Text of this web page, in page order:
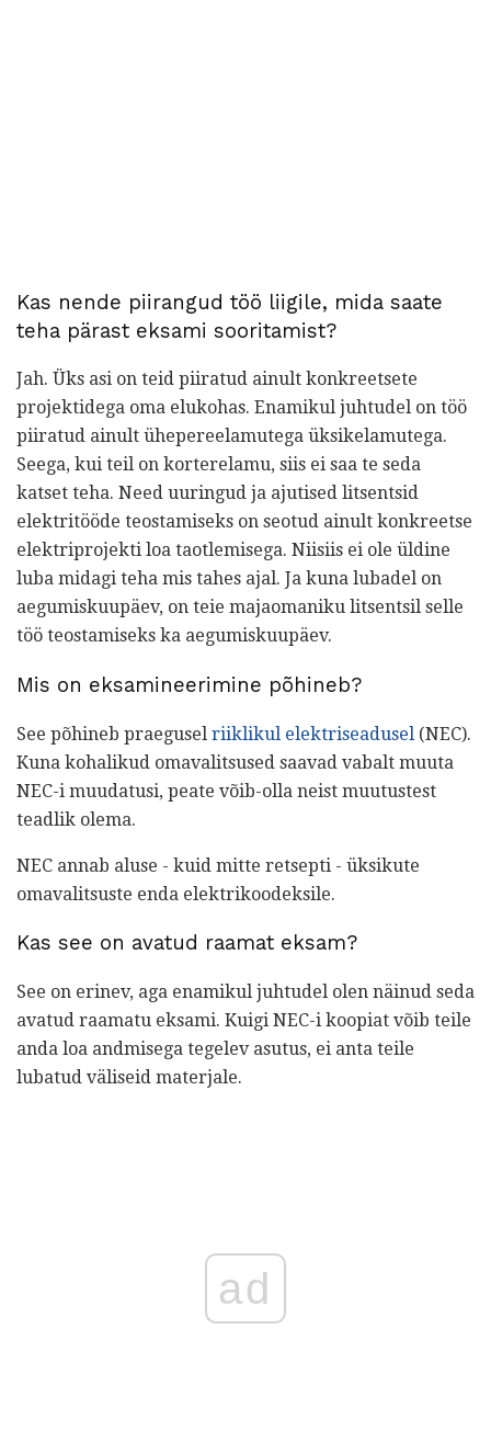
Kas nende piirangud töö liigile, mida saate
teha pärast eksami sooritamist?
Jah. Üks asi on teid piiratud ainult konkreetsete
projektidega oma elukohas. Enamikul juhtudel on töö
piiratud ainult ühepereelamutega üksikelamutega.
Seega, kui teil on korterelamu, siis ei saa te seda
katset teha. Need uuringud ja ajutised litsentsid
elektritööde teostamiseks on seotud ainult konkreetse
elektriprojekti loa taotlemisega. Niisiis ei ole üldine
luba midagi teha mis tahes ajal. Ja kuna lubadel on
aegumiskuupäev, on teie majaomaniku litsentsil selle
töö teostamiseks ka aegumiskuupäev.
Mis on eksamineerimine põhineb?
See põhineb praegusel riiklikul elektriseadusel (NEC).
Kuna kohalikud omavalitsused saavad vabalt muuta
NEC-i muudatusi, peate võib-olla neist muutustest
teadlik olema.
NEC annab aluse - kuid mitte retsepti - üksikute
omavalitsuste enda elektrikoodeksile.
Kas see on avatud raamat eksam?
See on erinev, aga enamikul juhtudel olen näinud seda
avatud raamatu eksami. Kuigi NEC-i koopiat võib teile
anda loa andmisega tegelev asutus, ei anta teile
lubatud väliseid materjale.
ad